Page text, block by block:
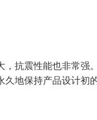
，抗震性能也非常强
久地保持产品设计初